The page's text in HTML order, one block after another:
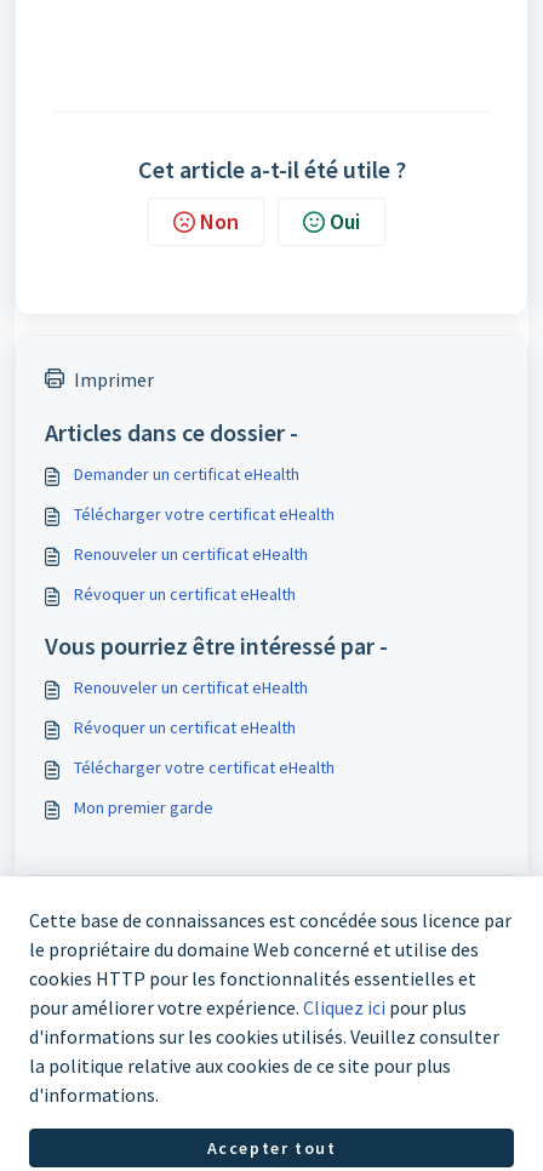
Cet article a-t-il été utile ?
Non Oui
Imprimer
Articles dans ce dossier -
Demander un certificat eHealth
Télécharger votre certificat eHealth
Renouveler un certificat eHealth
Révoquer un certificat eHealth
Vous pourriez être intéressé par -
Renouveler un certificat eHealth
Révoquer un certificat eHealth
Télécharger votre certificat eHealth
Mon premier garde
03 303 70 67
Logiciel Helpdesk par Freshdesk
Politique concernant les
cookies
Cette base de connaissances est concédée sous licence par
le propriétaire du domaine Web concerné et utilise des
cookies HTTP pour les fonctionnalités essentielles et
pour améliorer votre expérience. Cliquez ici pour plus
d'informations sur les cookies utilisés. Veuillez consulter
la politique relative aux cookies de ce site pour plus
d'informations.
Accepter tout